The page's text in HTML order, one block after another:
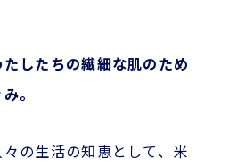
したちの繊細な肌のため
。
の生活の知恵として、米